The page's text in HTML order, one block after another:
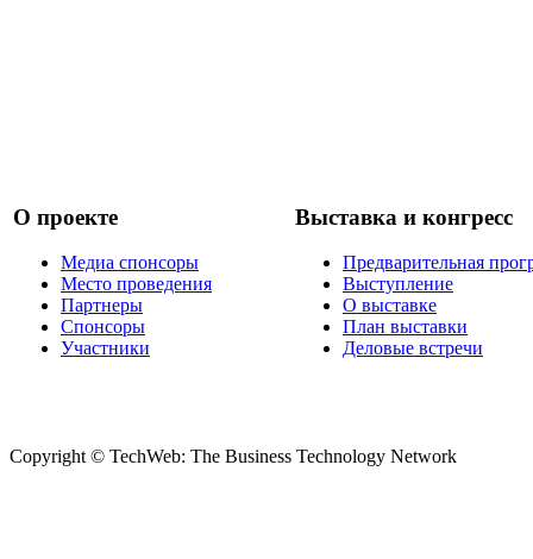
О проекте
Медиа спонсоры
Место проведения
Партнеры
Спонсоры
Участники
Выставка и конгресс
Предварительная
Выступление
О выставке
План выставки
Деловые встречи
Copyright © TechWeb: The Business Technology Network